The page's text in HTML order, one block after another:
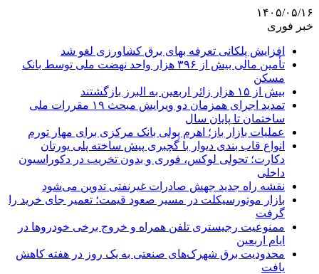
۱۴۰۵/۰۵/۱۶
خبر فوری
افزایش پلکانی تعرفه بهای برق کشاورزی لغو شد
تأمین مالی بیش از ۳۹۶ هزار واحد نهضت ملی توسط بانک
مسکن
بیش از ۱۵ هزار زائر اربعین به البرز بازگشتند
تمدید اجرای همزمان دو ویرایش مبحث ۱۹ مقررات ملی
ساختمان تا پایان سال
عملیات بازار باز؛ اهرم پولی بانک مرکزی برای مهار تورم
انواع قاب بندی دیوار با گچبری پیش ساخته پلی یورتان
دکارت؛ تحولی لوکس، فوری و بدون تخریب در دکوراسیون
داخلی
نقشه راه جدید جهش صادرات غیرنفتی تدوین می‌شود
بازار موتورسیکلت در مسیر صعود قیمت؛ تعمیر جای خرید را
گرفت
ممنوعیت رجیستری تلفن همراه و خروج برخی خودروها در
ایام اربعین
محدودیت برق شهرک‌های صنعتی به یک روز در هفته کاهش
یافت